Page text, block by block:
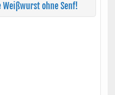
ohne Senf!